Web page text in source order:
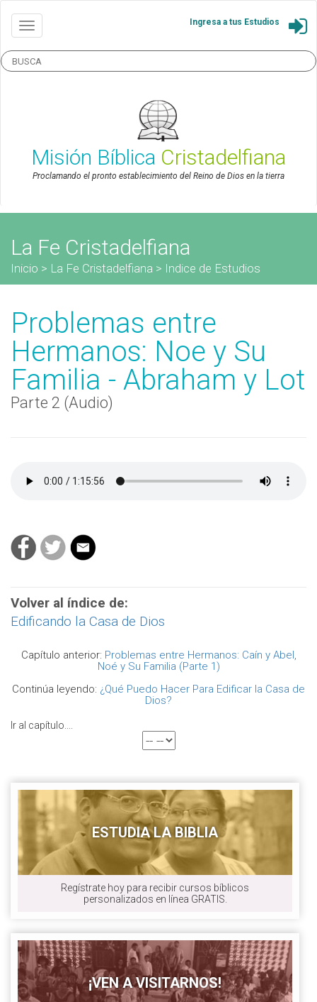
Ingresa a tus Estudios
Misión Bíblica Cristadelfiana
Proclamando el pronto establecimiento del Reino de Dios en la tierra
La Fe Cristadelfiana
Inicio > La Fe Cristadelfiana > Indice de Estudios
Problemas entre
Hermanos: Noe y Su
Familia - Abraham y Lot
Parte 2 (Audio)
Volver al índice de:
Edificando la Casa de Dios
Capítulo anterior: Problemas entre Hermanos: Caín y Abel,
Noé y Su Familia (Parte 1)
Continúa leyendo: ¿Qué Puedo Hacer Para Edificar la Casa de
Dios?
Ir al capítulo....
ESTUDIA LA BIBLIA
Regístrate hoy para recibir cursos bíblicos
personalizados en línea GRATIS.
¡VEN A VISITARNOS!